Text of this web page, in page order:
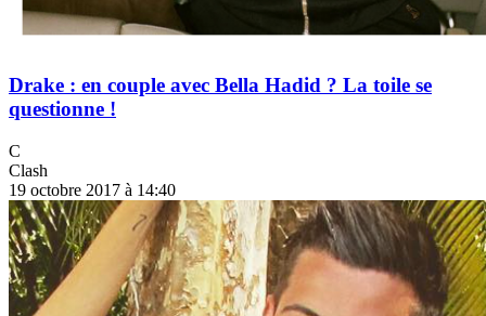
Drake : en couple avec Bella Hadid ? La toile se
questionne !
C
Clash
19 octobre 2017 à 14:40